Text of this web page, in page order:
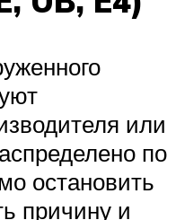
или
по
остановить
причину и